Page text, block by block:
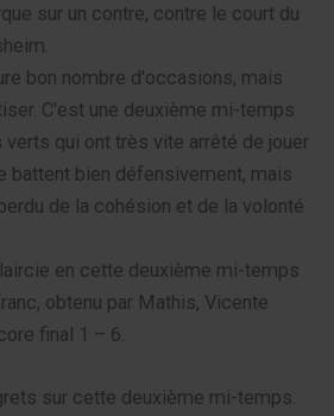
sur un contre, contre le court du
bon nombre d'occasions, mais
C'est une deuxième mi-temps
qui ont très vite arrêté de jouer
battent bien défensivement, mais
de la cohésion et de la volonté
en cette deuxième mi-temps
obtenu par Mathis, Vicente
final 1 – 6.
sur cette deuxième mi-temps.